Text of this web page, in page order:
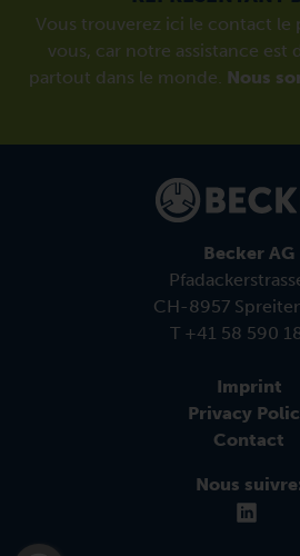
Vous trouverez ici le contact le
vous, car notre assistance est
partout dans le monde. Nous
Becker AG
CH-8957
T +41 58 590
Imprint
Privacy
Contact
Nous